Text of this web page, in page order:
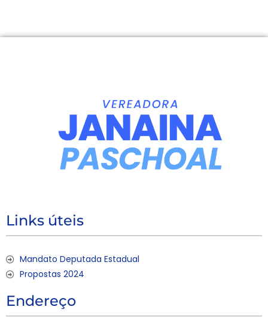
Links úteis
Mandato Deputada Estadual
Propostas 2024
Endereço